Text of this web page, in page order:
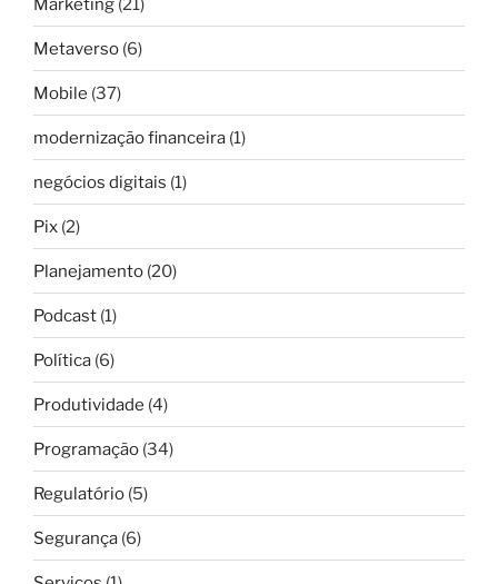
Marketing (21)
Metaverso (6)
Mobile (37)
modernização financeira (1)
negócios digitais (1)
Pix (2)
Planejamento (20)
Podcast (1)
Política (6)
Produtividade (4)
Programação (34)
Regulatório (5)
Segurança (6)